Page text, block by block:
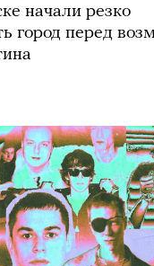
начали резко
город перед